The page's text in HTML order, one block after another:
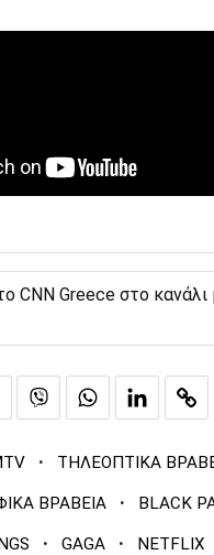
CNN Greece στο κανάλι
· ΤΗΛΕΟΠΤΙΚΑ
ΒΡΑΒΕΙΑ · BLACK
· GAGA · NETFLIX